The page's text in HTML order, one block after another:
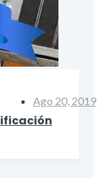
Ago 20, 2019